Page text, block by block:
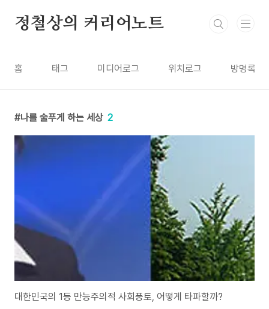
정철상의 커리어노트
홈 태그 미디어로그 위치로그 방명록
나를 술푸게 하는 세상 2
대한민국의 1등 만능주의적 사회풍토, 어떻게 타파할까?